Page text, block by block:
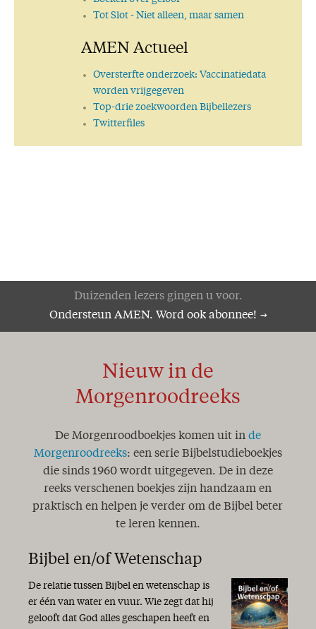
Tot Slot- Niet alleen, maar samen
AMEN Actueel
Oversterfte onderzoek: Vaccinatiedata
worden vrijgegeven
Top-drie zoekwoorden Bijbellezers
Twitterfiles
Duizenden lezers gingen u voor.
Ondersteun AMEN. Word ook abonnee!
Nieuw in de
Morgenroodreeks
De Morgenroodboekjes komen uit in de
Morgenroodreeks: een serie Bijbelstudieboekjes
die sinds 1960 wordt uitgegeven. De in deze
reeks verschenen boekjes zijn handzaam en
praktisch en helpen je verder om de Bijbel beter
te leren kennen.
Bijbel en/of Wetenschap
De relatie tussen Bijbel en wetenschap is
er één van water en vuur. Wie zegt dat hij
gelooft dat God alles geschapen heeft en